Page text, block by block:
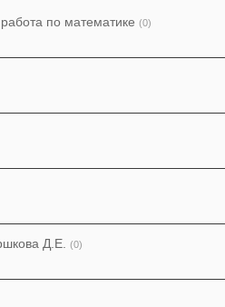
по математике (0)
Д.Е. (0)